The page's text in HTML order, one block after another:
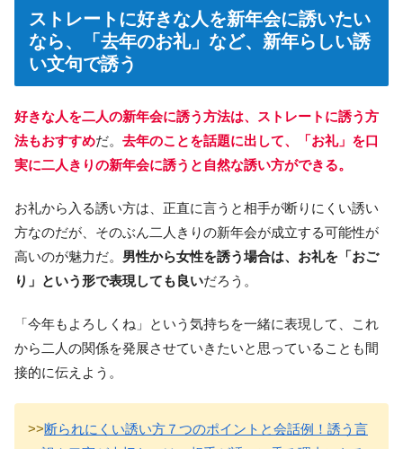
ストレートに好きな人を新年会に誘いたい
なら、「去年のお礼」など、新年らしい誘
い文句で誘う
好きな人を二人の新年会に誘う方法は、ストレートに誘う方
法もおすすめだ。 去年のことを話題に出して、「お礼」を口
実に二人きりの新年会に誘うと自然な誘い方ができる。
お礼から入る誘い方は、正直に言うと相手が断りにくい誘い
方なのだが、そのぶん二人きりの新年会が成立する可能性が
高いのが魅力だ。 男性から女性を誘う場合は、お礼を「おご
り」という形で表現しても良いだろう。
「今年もよろしくね」という気持ちを一緒に表現して、これ
から二人の関係を発展させていきたいと思っていることも間
接的に伝えよう。
>>断られにくい誘い方７つのポイントと会話例！誘う言